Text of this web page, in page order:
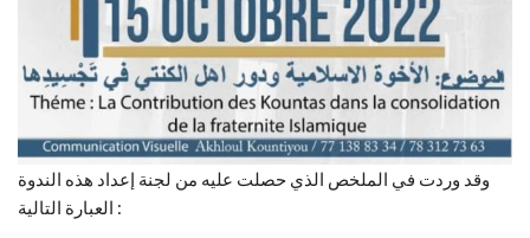
وقد وردت في الملخص الذي حصلت عليه من لجنة إعداد هذه الندوة
العبارة التالية :